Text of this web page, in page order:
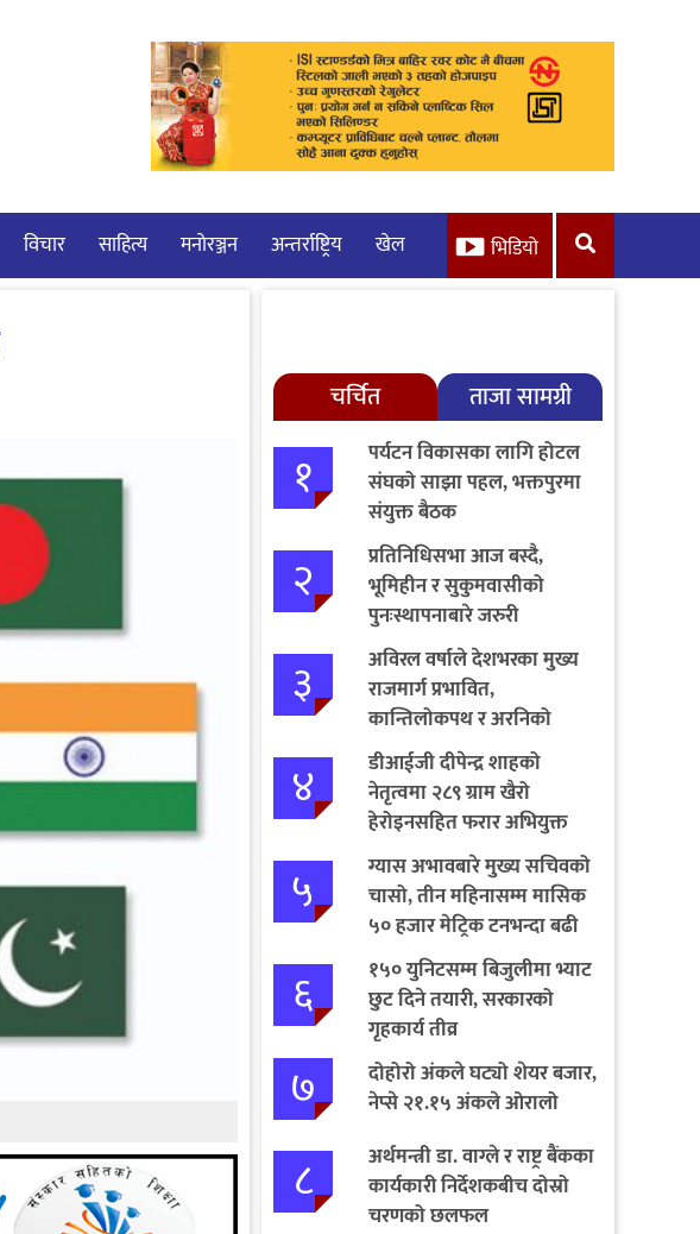
विचार साहित्य मनाेरञ्जन अन्तर्राष्ट्रिय खेल भिडियो
चर्चित ताजा सामग्री
१
पर्यटन विकासका लागि होटल
संघको साझा पहल, भक्तपुरमा
संयुक्त बैठक
२
प्रतिनिधिसभा आज बस्दै,
भूमिहीन र सुकुमवासीको
पुनःस्थापनाबारे जरुरी
प्रस्तावमाथि छलफल हुने
३
अविरल वर्षाले देशभरका मुख्य
राजमार्ग प्रभावित,
कान्तिलोकपथ र अरनिको
राजमार्ग पूर्ण अवरुद्ध
४
डीआईजी दीपेन्द्र शाहको
नेतृत्वमा २८९ ग्राम खैरो
हेरोइनसहित फरार अभियुक्त
पक्राउ
५
ग्यास अभावबारे मुख्य सचिवको
चासो, तीन महिनासम्म मासिक
५० हजार मेट्रिक टनभन्दा बढी
आयात गर्ने निर्णय
६
१५० युनिटसम्म बिजुलीमा भ्याट
छुट दिने तयारी, सरकारको
गृहकार्य तीव्र
७
दोहोरो अंकले घट्यो शेयर बजार,
नेप्से २१.१५ अंकले ओरालो
८
अर्थमन्त्री डा. वाग्ले र राष्ट्र बैंकका
कार्यकारी निर्देशकबीच दोस्रो
चरणको छलफल